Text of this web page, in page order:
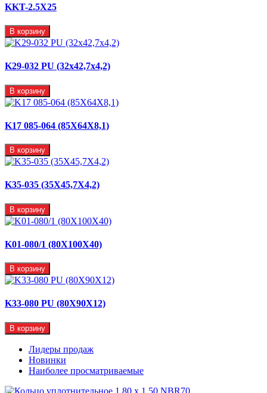
KKT-2.5X25
В корзину
K29-032 PU (32x42,7x4,2)
В корзину
K17 085-064 (85X64X8,1)
В корзину
K35-035 (35X45,7X4,2)
В корзину
K01-080/1 (80X100X40)
В корзину
K33-080 PU (80X90X12)
В корзину
Лидеры продаж
Новинки
Наиболее просматриваемые